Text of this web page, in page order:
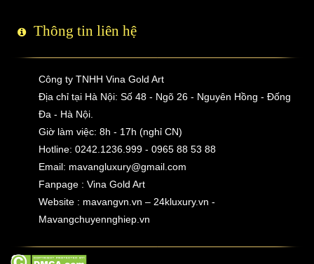
Thông tin liên hệ
Công ty TNHH Vina Gold Art
Địa chỉ tại Hà Nội: Số 48 - Ngõ 26 - Nguyên Hồng - Đống
Đa - Hà Nội.
Giờ làm việc: 8h - 17h (nghỉ CN)
Hotline: 0242.1236.999 - 0965 88 53 88
Email: mavangluxury@gmail.com
Fanpage : Vina Gold Art
Website : mavangvn.vn – 24kluxury.vn -
Mavangchuyennghiep.vn